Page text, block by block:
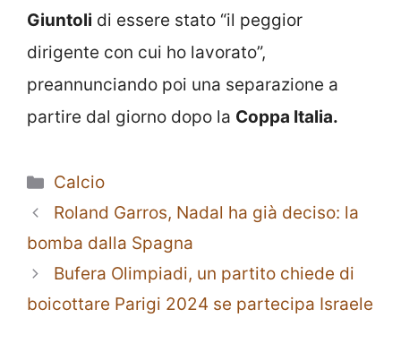
Giuntoli di essere stato “il peggior
dirigente con cui ho lavorato”,
preannunciando poi una separazione a
partire dal giorno dopo la Coppa Italia.
Categorie
Calcio
Roland Garros, Nadal ha già deciso: la
bomba dalla Spagna
Bufera Olimpiadi, un partito chiede di
boicottare Parigi 2024 se partecipa Israele